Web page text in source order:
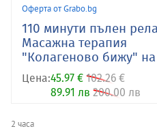
Оферта от Grabo.bg
110 минути пълен
Масажна терапия
"Колагеново бижу"
Цена:45.97 € 102.26 €
89.91 лв 200.00 лв
2 часа